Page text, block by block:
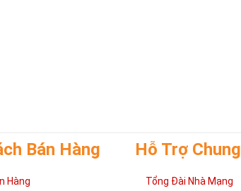
Bán Hàng
Hàng
Hỗ Trợ Chung
Tổng Đài Nhà Mạng